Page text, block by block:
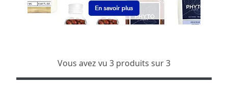
Vous avez vu 3 produits sur 3